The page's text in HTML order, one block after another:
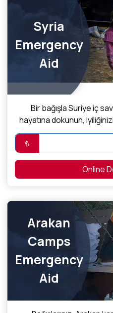
Syria
Emergency
Aid
Bir bağışla Suriye iç
hayatına dokunun,
₺
Online
Arakan
Camps
Emergency
Aid